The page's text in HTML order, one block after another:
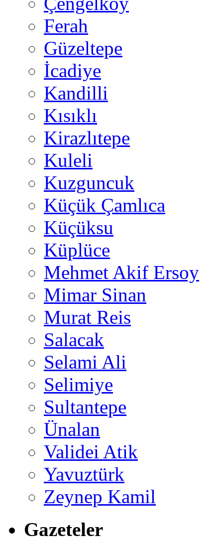
Ferah
Güzeltepe
İcadiye
Kandilli
Kısıklı
Kirazlıtepe
Kuleli
Kuzguncuk
Küçük Çamlıca
Küçüksu
Küplüce
Mehmet Akif Ersoy
Mimar Sinan
Murat Reis
Salacak
Selami Ali
Selimiye
Sultantepe
Ünalan
Validei Atik
Yavuztürk
Zeynep Kamil
Gazeteler